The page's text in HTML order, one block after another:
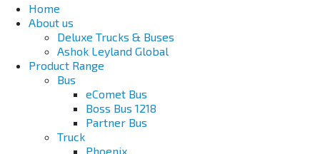
Home
About us
Deluxe Trucks & Buses
Ashok Leyland Global
Product Range
Bus
eComet Bus
Boss Bus 1218
Partner Bus
Truck
Phoenix